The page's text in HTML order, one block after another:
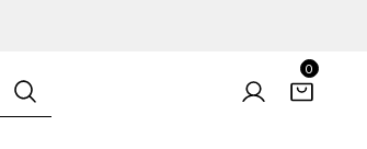
0